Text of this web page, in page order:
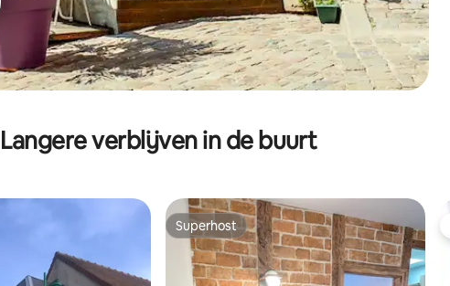
Langere verblijven in de buurt
Superhost
Superhost